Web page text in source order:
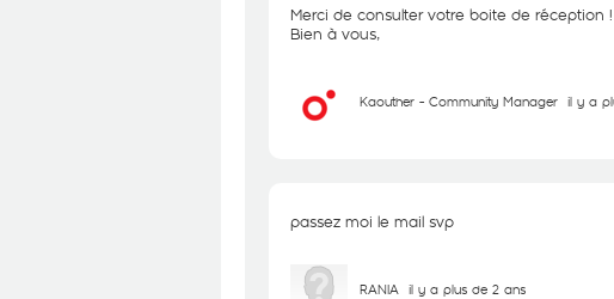
Merci de consulter votre boite de réception !
Bien à vous,
Kaouther - Community Manager il y a
passez moi le mail svp
RANIA il y a plus de 2 ans